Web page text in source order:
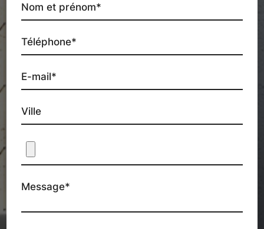
Nom et prénom*
Téléphone*
E-mail*
Ville
Message*